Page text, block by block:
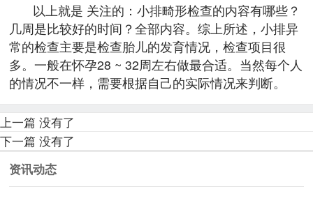
以上就是 关注的：小排畸形检查的内容有哪些？
几周是比较好的时间？全部内容。综上所述，小排异
常的检查主要是检查胎儿的发育情况，检查项目很
多。一般在怀孕28 ~ 32周左右做最合适。当然每个人
的情况不一样，需要根据自己的实际情况来判断。
上一篇 没有了
下一篇 没有了
资讯动态